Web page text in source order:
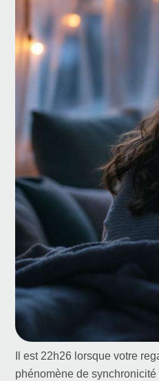
Il est 22h26 lorsque votre
phénomène de